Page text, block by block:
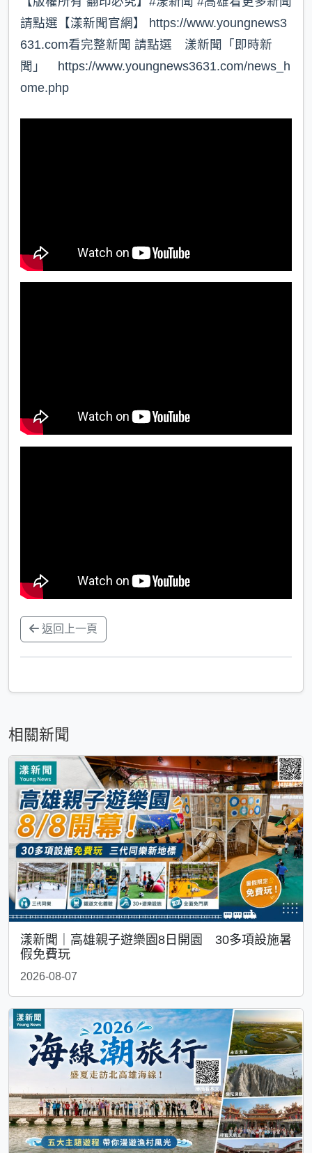
請點選【漾新聞官網】 https://www.youngnews3
631.com看完整新聞 請點選 漾新聞「即時新
聞」 https://www.youngnews3631.com/news_h
ome.php
返回上一頁
相關新聞
漾新聞｜高雄親子遊樂園8日開園 30多項設施暑
假免費玩
2026-08-07